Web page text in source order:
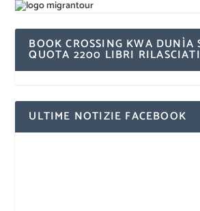
BOOK CROSSING KWA DUNÌA
QUOTA 2200 LIBRI
ULTIME NOTIZIE FACEBOOK